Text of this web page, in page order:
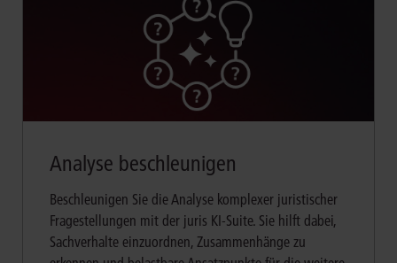
Analyse beschleunigen
Beschleunigen Sie die Analyse komplexer juristischer
Fragestellungen mit der juris KI-Suite. Sie hilft dabei,
Sachverhalte einzuordnen, Zusammenhänge zu